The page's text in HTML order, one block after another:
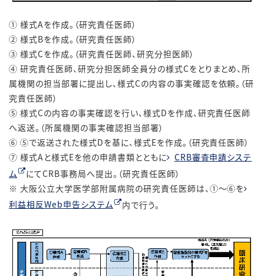
① 様式Aを作成。（研究責任医師）
② 様式Bを作成。（研究責任医師）
③ 様式Cを作成。（研究責任医師、研究分担医師）
④ 研究責任医師、研究分担医師全員分の様式Cをとりまとめ、所
属機関の担当部署に提出し、様式Cの内容の事実確認を依頼。（研
究責任医師）
⑤ 様式Cの内容の事実確認を行い、様式Dを作成、研究責任医師
へ返送。（所属機関の事実確認担当部署）
⑥ ⑤で返送された様式Dを基に、様式Eを作成。（研究責任医師）
⑦ 様式Aと様式Eを他の申請書類とともに
CRB審査申請システ
ム
にてCRB事務局へ提出。（研究責任医師）
※ 大阪公立大学医学部附属病院の研究責任医師は、①～⑥を
利益相反Web申告システム
内で行う。